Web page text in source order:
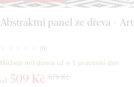
Abstraktní panel ze dřeva - Art
(0)
Můžete mít doma už o 1 pracovní den
od 509 Kč 679 Kč